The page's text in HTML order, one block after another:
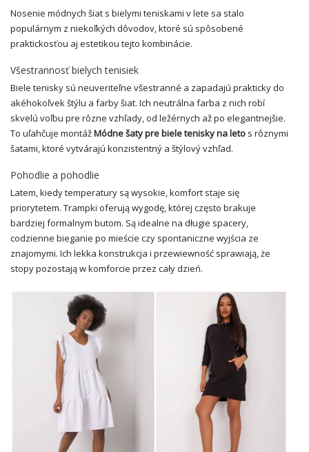
Nosenie módnych šiat s bielymi teniskami v lete sa stalo
populárnym z niekoľkých dôvodov, ktoré sú spôsobené
praktickosťou aj estetikou tejto kombinácie.
Všestrannosť bielych tenisiek
Biele tenisky sú neuveriteľne všestranné a zapadajú prakticky do
akéhokoľvek štýlu a farby šiat. Ich neutrálna farba z nich robí
skvelú voľbu pre rôzne vzhľady, od ležérnych až po elegantnejšie.
To uľahčuje montážMódne šaty pre biele tenisky na leto s rôznymi
šatami, ktoré vytvárajú konzistentný a štýlový vzhľad.
Pohodlie a pohodlie
Latem, kiedy temperatury są wysokie, komfort staje się
priorytetem. Trampki oferują wygodę, której często brakuje
bardziej formalnym butom. Są idealne na długie spacery,
codzienne bieganie po mieście czy spontaniczne wyjścia ze
znajomymi. Ich lekka konstrukcja i przewiewność sprawiają, że
stopy pozostają w komforcie przez cały dzień.